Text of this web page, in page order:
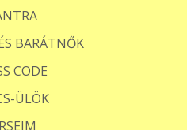
BARÁTNŐK
CODE
ÜLÖK